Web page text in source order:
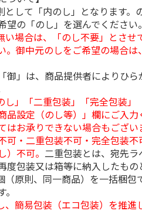
として「内のし」となります。
望の「のし」を選んでください。
い場合は、「のし不要」とさせ
。御中元のしをご希望の場合は
御」は、商品提供者によりひら
し」「二重包装」「完全包装
品設定（のし等）」欄にご入力
はお承りできない場合もござい
可・二重包装不可・完全包装不
不可。 二重包装とは、宛先
度包装又は箱等に納入したもの
（原則、同一商品）を一括梱包
、簡易包装（エコ包装）を推進